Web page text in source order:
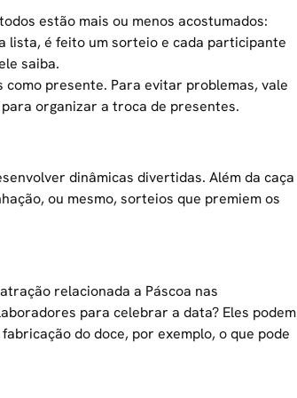
estão mais ou menos acostumados:
lista, é feito um sorteio e cada participante
saiba.
como presente. Para evitar problemas, vale
organizar a troca de presentes.
dinâmicas divertidas. Além da caça
ou mesmo, sorteios que premiem os
relacionada a Páscoa nas
para celebrar a data? Eles podem
do doce, por exemplo, o que pode